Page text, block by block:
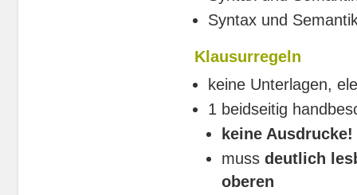
Syntax und
Klausurregeln
keine Unterlagen,
1 beidseitig
keine
muss deutlich
oberen